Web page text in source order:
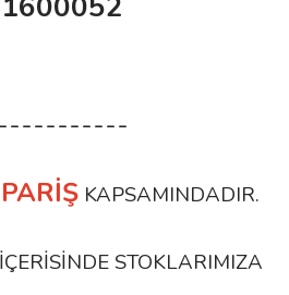
KAPSAMINDADIR.
STOKLARIMIZA